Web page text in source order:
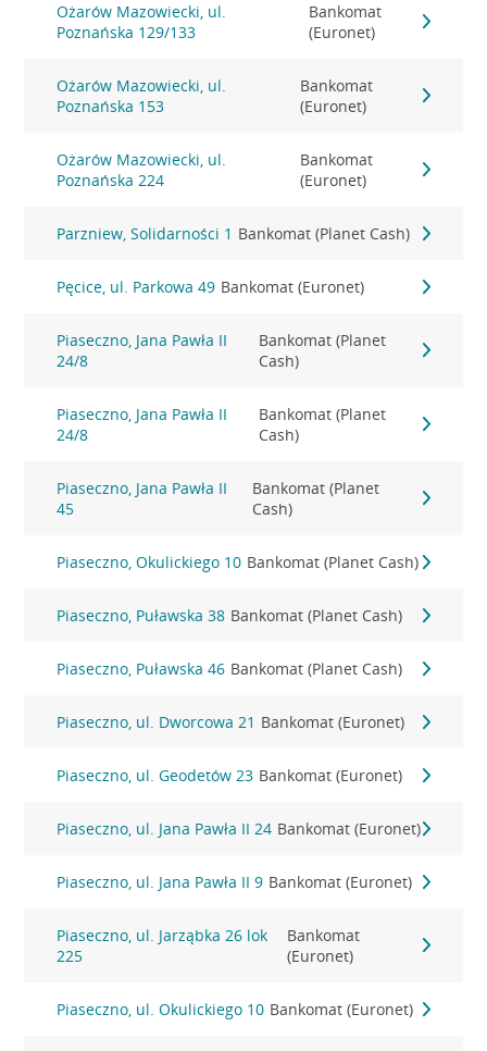
Ożarów Mazowiecki, ul.
Poznańska 129/133
Bankomat
(Euronet)
Ożarów Mazowiecki, ul.
Poznańska 153
Bankomat
(Euronet)
Ożarów Mazowiecki, ul.
Poznańska 224
Bankomat
(Euronet)
Parzniew, Solidarności 1 Bankomat (Planet Cash)
Pęcice, ul. Parkowa 49 Bankomat (Euronet)
Piaseczno, Jana Pawła II
24/8
Bankomat (Planet
Cash)
Piaseczno, Jana Pawła II
24/8
Bankomat (Planet
Cash)
Piaseczno, Jana Pawła II
45
Bankomat (Planet
Cash)
Piaseczno, Okulickiego 10 Bankomat (Planet Cash)
Piaseczno, Puławska 38 Bankomat (Planet Cash)
Piaseczno, Puławska 46 Bankomat (Planet Cash)
Piaseczno, ul. Dworcowa 21 Bankomat (Euronet)
Piaseczno, ul. Geodetów 23 Bankomat (Euronet)
Piaseczno, ul. Jana Pawła II 24 Bankomat (Euronet)
Piaseczno, ul. Jana Pawła II 9 Bankomat (Euronet)
Piaseczno, ul. Jarząbka 26 lok
225
Bankomat
(Euronet)
Piaseczno, ul. Okulickiego 10 Bankomat (Euronet)